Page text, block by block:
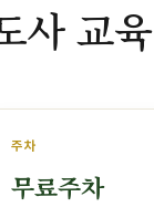
사 교육
주차
무료주차